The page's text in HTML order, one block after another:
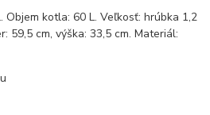
Objem kotla: 60 L. Veľkosť: hrúbka 1,2
59,5 cm, výška: 33,5 cm. Materiál: